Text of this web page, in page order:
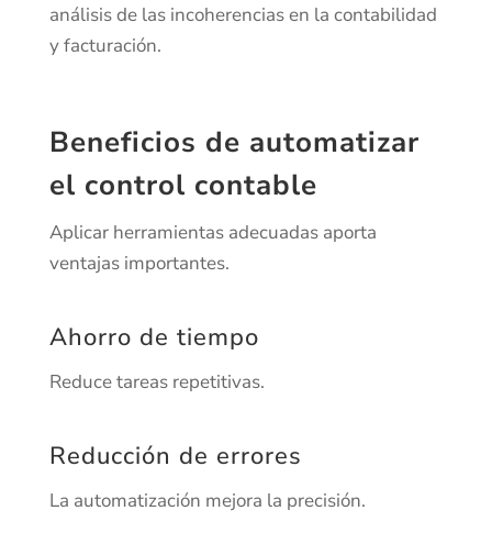
análisis de las incoherencias en la contabilidad
y facturación.
Beneficios de automatizar
el control contable
Aplicar herramientas adecuadas aporta
ventajas importantes.
Ahorro de tiempo
Reduce tareas repetitivas.
Reducción de errores
La automatización mejora la precisión.